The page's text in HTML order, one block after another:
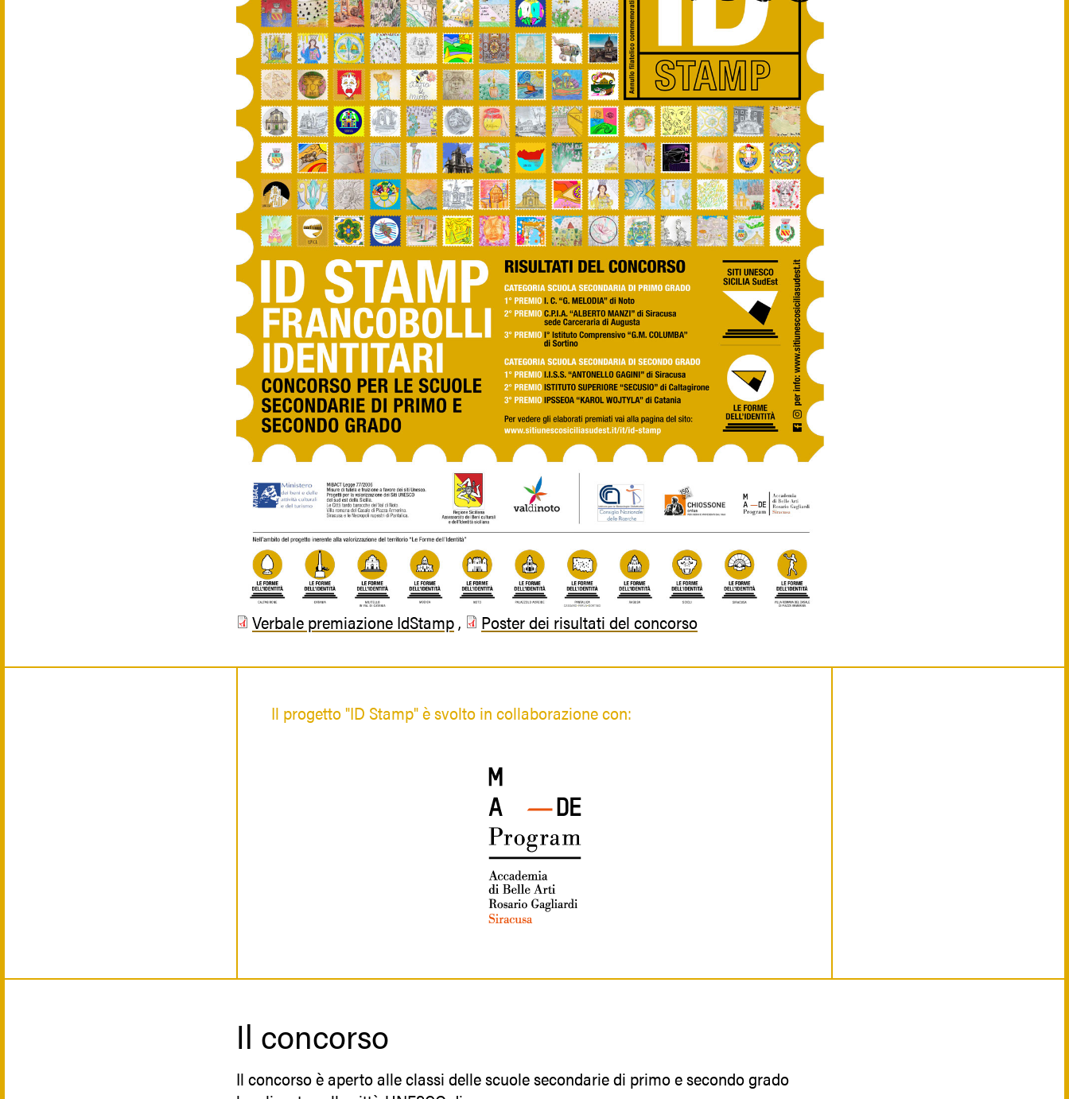
Verbale premiazione IdStamp, Poster dei risultati del concorso
Il progetto "ID Stamp" è svolto in collaborazione con:
Il concorso
Il concorso è aperto alle classi delle scuole secondarie di primo e secondo grado